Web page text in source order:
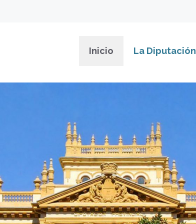
Inicio La Diputación